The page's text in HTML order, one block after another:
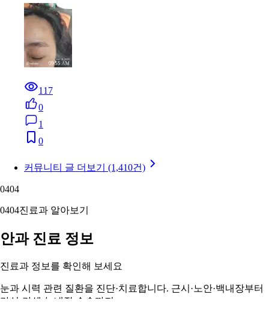
117
0
1
0
커뮤니티 글 더보기 (1,410건)
0404
0404진료과 알아보기
안과 진료 정보
진료과 정보를 확인해 보세요
눈과 시력 관련 질환을 진단·치료합니다. 근시·노안·백내장부터
라식·라섹·녹내장 수술까지.